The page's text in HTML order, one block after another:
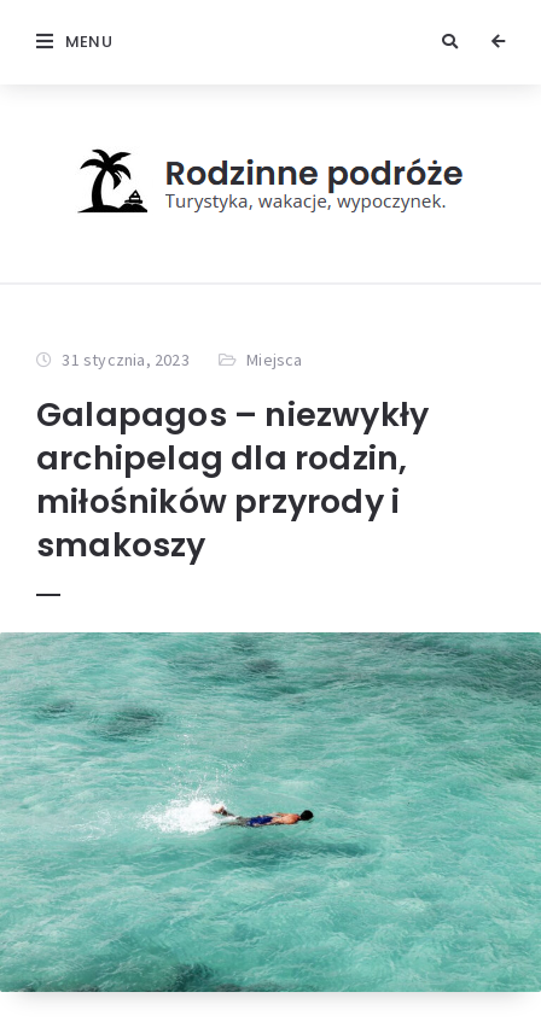
MENU
31 stycznia, 2023 Miejsca
Galapagos – niezwykły
archipelag dla rodzin,
miłośników przyrody i
smakoszy